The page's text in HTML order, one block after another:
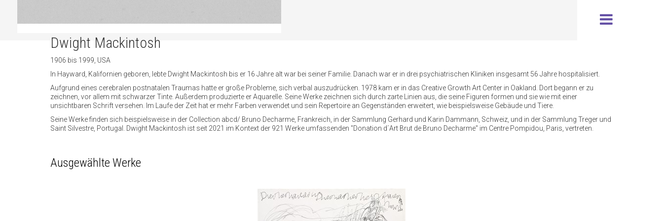
Dwight Mackintosh
1906 bis 1999, USA
In Hayward, Kalifornien geboren, lebte Dwight Mackintosh bis er 16 Jahre alt war bei seiner Familie. Danach war er in drei psychiatrischen Kliniken insgesamt 56 Jahre hospitalisiert.
Aufgrund eines cerebralen postnatalen Traumas hatte er große Probleme, sich verbal auszudrücken. 1978 kam er in das Creative Growth Art Center in Oakland. Dort begann er zu
zeichnen, vor allem mit schwarzer Tinte. Außerdem produzierte er Aquarelle. Seine Werke zeichnen sich durch zarte Linien aus, die seine Figuren formen und sie wie mit einer
unsichtbaren Schrift versehen. Im Laufe der Zeit hat er mehr Farben verwendet und sein Repertoire an Gegenständen erweitert, wie beispielsweise Gebäude und Tiere.
Seine Werke finden sich beispielsweise in der Collection abcd/ Bruno Decharme, Frankreich, in der Sammlung Gerhard und Karin Dammann, Schweiz, und in der Sammlung Treger und
Saint Silvestre, Portugal. Dwight Mackintosh ist seit 2021 im Kontext der 921 Werke umfassenden "Donation d´Art Brut de Bruno Decharme" im Centre Pompidou, Paris, vertreten.
Ausgewählte Werke